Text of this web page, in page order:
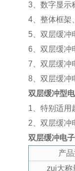
3、数字显示
4、整体框架
5、双层缓冲
6 、双层缓
7 、双层缓
8、双层缓冲
双层缓冲型
1 、特别适
2 、双层缓
双层缓冲电
产
zui大称